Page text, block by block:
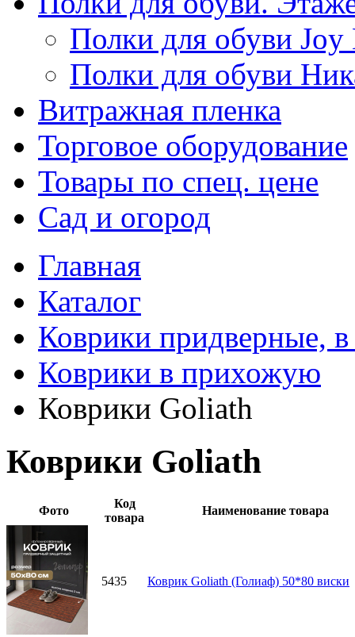
Полки для обуви Joy
Полки для обуви
Витражная пленка
Торговое оборудование
Товары по спец. цене
Сад и огород
Главная
Каталог
Коврики придверные,
Коврики в прихожую
Коврики Goliath
Коврики Goliath
Фото
Код
товара
Наименование товара
5435 Коврик Goliath (Голиаф) 50*80 виски